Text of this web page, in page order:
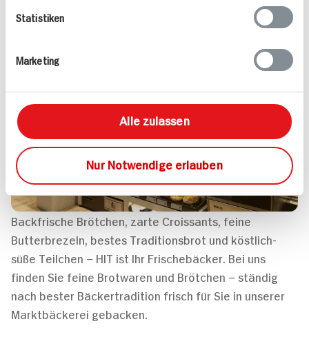
Statistiken
Marketing
Alle zulassen
Nur Notwendige erlauben
Backfrische Brötchen, zarte Croissants, feine
Butterbrezeln, bestes Traditionsbrot und köstlich-
süße Teilchen – HIT ist Ihr Frischebäcker. Bei uns
finden Sie feine Brotwaren und Brötchen – ständig
nach bester Bäckertradition frisch für Sie in unserer
Marktbäckerei gebacken.